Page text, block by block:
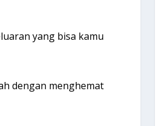
yang bisa kamu
dengan menghemat